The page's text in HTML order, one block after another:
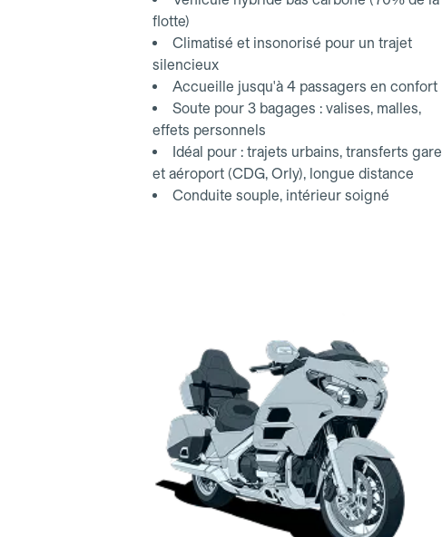
flotte)
Climatisé et insonorisé pour un trajet
silencieux
Accueille jusqu'à 4 passagers en confort
Soute pour 3 bagages : valises, malles,
effets personnels
Idéal pour : trajets urbains, transferts gare
et aéroport (CDG, Orly), longue distance
Conduite souple, intérieur soigné